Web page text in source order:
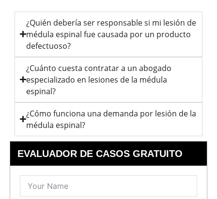
¿Quién debería ser responsable si mi lesión de
médula espinal fue causada por un producto
defectuoso?
¿Cuánto cuesta contratar a un abogado
especializado en lesiones de la médula
espinal?
¿Cómo funciona una demanda por lesión de la
médula espinal?
EVALUADOR DE CASOS GRATUITO